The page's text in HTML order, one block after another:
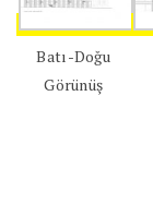
Batı-Doğu
Görünüş